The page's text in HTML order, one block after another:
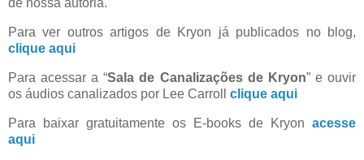
de nossa autoria.
Para ver outros artigos de Kryon já publicados no blog,
clique aqui
Para acessar a “Sala de Canalizações de Kryon” e ouvir
os áudios canalizados por Lee Carroll clique aqui
Para baixar gratuitamente os E-books de Kryon acesse
aqui